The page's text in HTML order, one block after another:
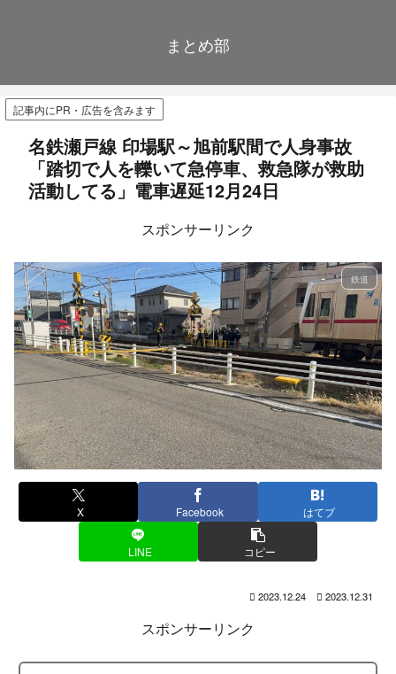
まとめ部
記事内にPR・広告を含みます
名鉄瀬戸線 印場駅～旭前駅間で人身事故
「踏切で人を轢いて急停車、救急隊が救助
活動してる」電車遅延12月24日
スポンサーリンク
鉄道
X Facebook はてブ
LINE コピー
2023.12.24 2023.12.31
スポンサーリンク